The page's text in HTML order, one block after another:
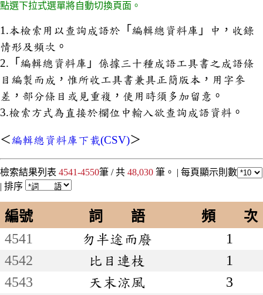
點選下拉式選單將自動切換頁面。
1.本檢索用以查詢成語於「編輯總資料庫」中，收錄
情形及頻次。
2.「編輯總資料庫」係據三十種成語工具書之成語條
目編製而成，惟所收工具書兼具正簡版本，用字參
差，部分條目或見重複，使用時須多加留意。
3.檢索方式為直接於欄位中輸入欲查詢成語資料。
＜編輯總資料庫下載(CSV)＞
檢索結果列表 4541-4550筆 / 共 48,030 筆。 | 每頁顯示則數
| 排序
編號 詞 語
頻 次
4541
勿半途而廢
1
4542
比目連枝
1
4543
天末涼風
3